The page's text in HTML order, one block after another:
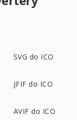
SVG do ICO
JFIF do ICO
AVIF do ICO